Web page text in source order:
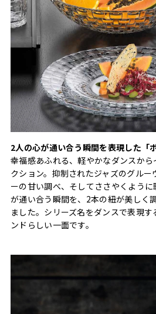
2人の心が通い合う瞬間を表現した「
幸福感あふれる、軽やかなダンスか
クション。抑制されたジャズのグルー
ーの甘い調べ、そしてささやくよう
が通い合う瞬間を、2本の紐が美しく
ました。シリーズ名をダンスで表現
ンドらしい一面です。